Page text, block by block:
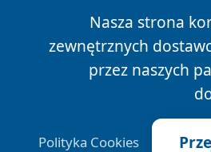
Nasza strona
zewnętrznych
przez naszych
Polityka Cookies